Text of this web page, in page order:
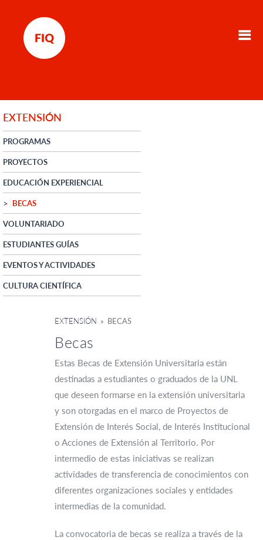
EXTENSIÓN
PROGRAMAS
PROYECTOS
EDUCACIÓN EXPERIENCIAL
BECAS
VOLUNTARIADO
ESTUDIANTES GUÍAS
EVENTOS Y ACTIVIDADES
CULTURA CIENTÍFICA
EXTENSIÓN » BECAS
Becas
Estas Becas de Extensión Universitaria están
destinadas a estudiantes o graduados de la UNL
que deseen formarse en la extensión universitaria
y son otorgadas en el marco de Proyectos de
Extensión de Interés Social, de Interés Institucional
o Acciones de Extensión al Territorio. Por
intermedio de estas iniciativas se realizan
actividades de transferencia de conocimientos con
diferentes organizaciones sociales y entidades
intermedias de la comunidad.
La convocatoria de becas se realiza a través de la